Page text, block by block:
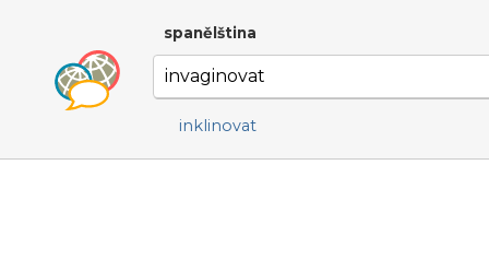
spanělština
inklinovat